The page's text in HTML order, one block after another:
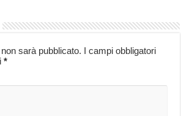
sarà pubblicato. I campi obbligatori
*